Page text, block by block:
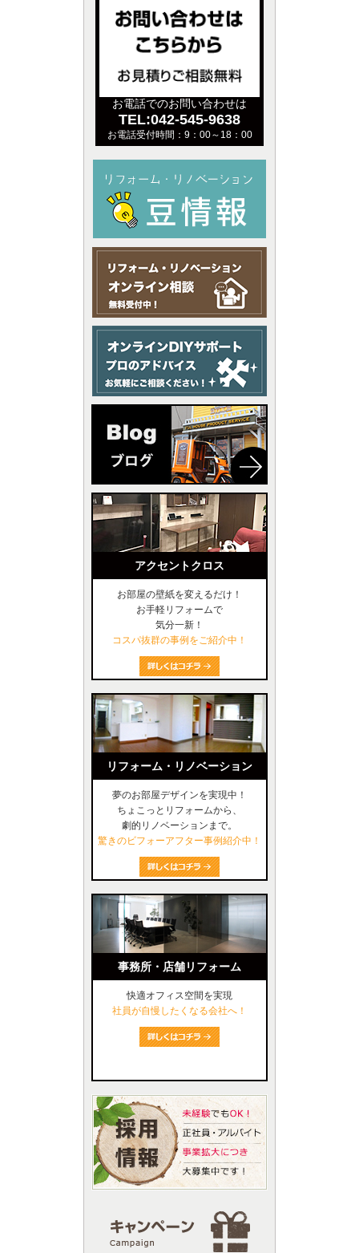
お電話でのお問い合わせは
TEL:042-545-9638
お電話受付時間：9：00～18：00
アクセントクロス
お部屋の壁紙を変えるだけ！
お手軽リフォームで
気分一新！
コスパ抜群の事例をご紹介中！
リフォーム・リノベーション
夢のお部屋デザインを実現中！
ちょこっとリフォームから、
劇的リノベーションまで。
驚きのビフォーアフター事例紹介中！
事務所・店舗リフォーム
快適オフィス空間を実現
社員が自慢したくなる会社へ！